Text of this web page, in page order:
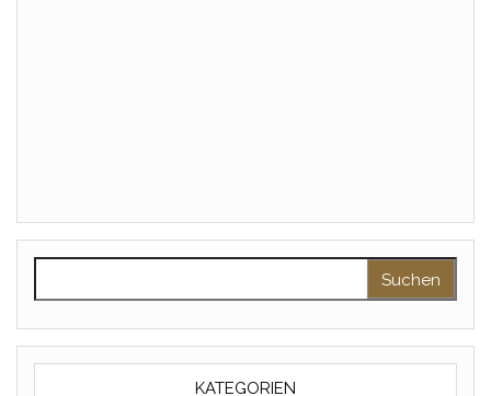
KATEGORIEN